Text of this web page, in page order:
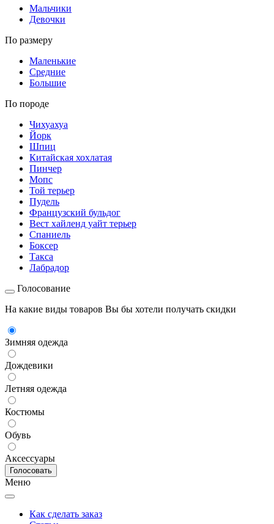
Мальчики
Девочки
По размеру
Маленькие
Средние
Большие
По породе
Чихуахуа
Йорк
Шпиц
Китайская хохлатая
Пинчер
Мопс
Той терьер
Пудель
Французский бульдог
Вест хайленд уайт терьер
Спаниель
Боксер
Такса
Лабрадор
Голосование
На какие виды товаров Вы бы хотели получать скидки
Зимняя одежда
Дождевики
Летняя одежда
Костюмы
Обувь
Аксессуары
Меню
Как сделать заказ